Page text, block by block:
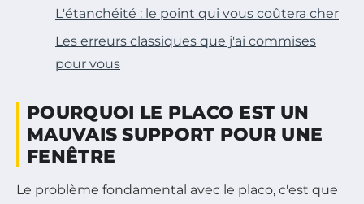
L'étanchéité : le point qui vous coûtera cher
Les erreurs classiques que j'ai commises
pour vous
POURQUOI LE PLACO EST UN
MAUVAIS SUPPORT POUR UNE
FENÊTRE
Le problème fondamental avec le placo, c'est que